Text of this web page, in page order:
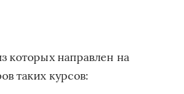
которых направлен на
таких курсов: